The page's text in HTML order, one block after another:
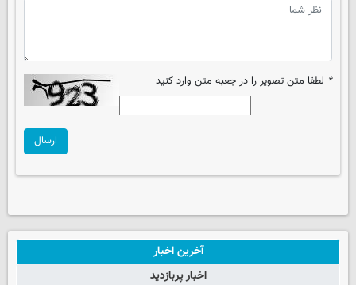
* لطفا متن تصویر را در جعبه متن وارد کنید
ارسال
آخرین اخبار
اخبار پربازدید